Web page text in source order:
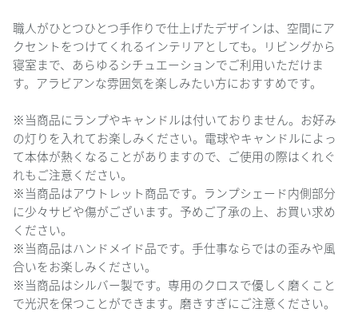
職人がひとつひとつ手作りで仕上げたデザインは、空間にア
クセントをつけてくれるインテリアとしても。リビングから
寝室まで、あらゆるシチュエーションでご利用いただけま
す。アラビアンな雰囲気を楽しみたい方におすすめです。
※当商品にランプやキャンドルは付いておりません。お好み
の灯りを入れてお楽しみください。電球やキャンドルによっ
て本体が熱くなることがありますので、ご使用の際はくれぐ
れもご注意ください。
※当商品はアウトレット商品です。ランプシェード内側部分
に少々サビや傷がございます。予めご了承の上、お買い求め
ください。
※当商品はハンドメイド品です。手仕事ならではの歪みや風
合いをお楽しみください。
※当商品はシルバー製です。専用のクロスで優しく磨くこと
で光沢を保つことができます。磨きすぎにご注意ください。